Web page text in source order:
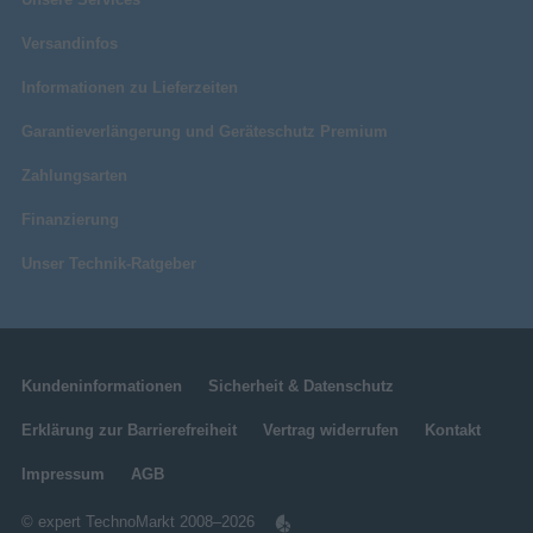
Versandinfos
Informationen zu Lieferzeiten
Garantieverlängerung und Geräteschutz Premium
Zahlungsarten
Finanzierung
Unser Technik-Ratgeber
Kundeninformationen Sicherheit & Datenschutz
Erklärung zur Barrierefreiheit Vertrag widerrufen Kontakt
Impressum AGB
© expert TechnoMarkt 2008–2026